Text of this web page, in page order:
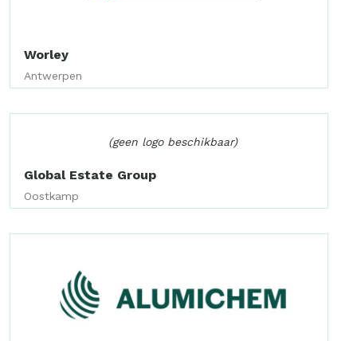
Worley
Antwerpen
(geen logo beschikbaar)
Global Estate Group
Oostkamp